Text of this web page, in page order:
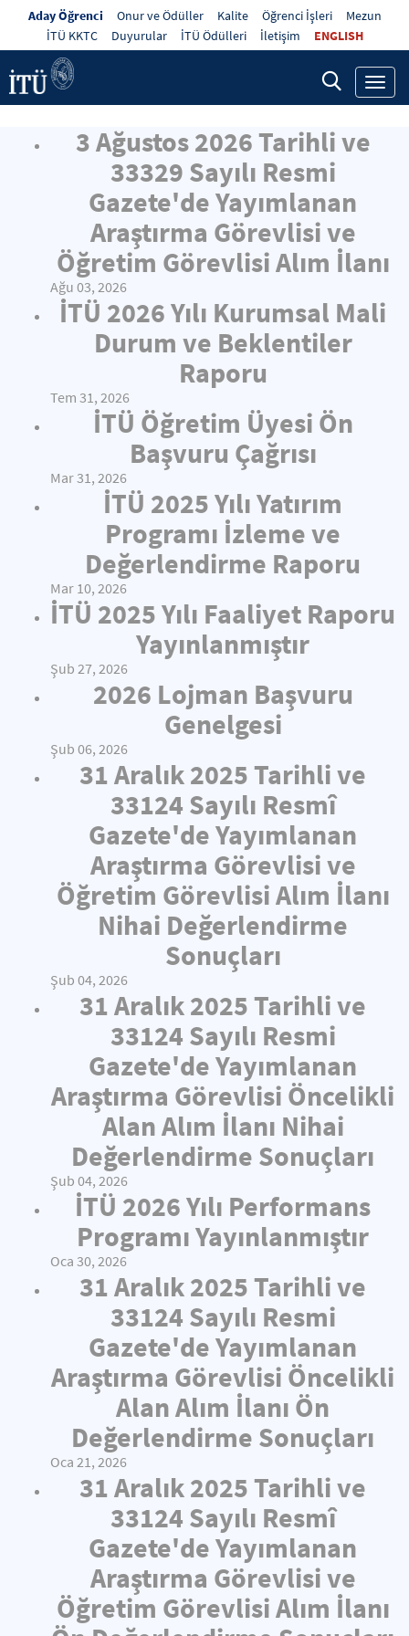
Aday Öğrenci Onur ve Ödüller Kalite Öğrenci İşleri
Mezun
İTÜ KKTC
Duyurular İTÜ Ödülleri İletişim ENGLISH
3 Ağustos 2026 Tarihli ve
33329 Sayılı Resmi
Gazete'de Yayımlanan
Araştırma Görevlisi ve
Öğretim Görevlisi Alım İlanı
Ağu 03, 2026
İTÜ 2026 Yılı Kurumsal Mali
Durum ve Beklentiler
Raporu
Tem 31, 2026
İTÜ Öğretim Üyesi Ön
Başvuru Çağrısı
Mar 31, 2026
İTÜ 2025 Yılı Yatırım
Programı İzleme ve
Değerlendirme Raporu
Mar 10, 2026
İTÜ 2025 Yılı Faaliyet Raporu
Yayınlanmıştır
Şub 27, 2026
2026 Lojman Başvuru
Genelgesi
Şub 06, 2026
31 Aralık 2025 Tarihli ve
33124 Sayılı Resmî
Gazete'de Yayımlanan
Araştırma Görevlisi ve
Öğretim Görevlisi Alım İlanı
Nihai Değerlendirme
Sonuçları
Şub 04, 2026
31 Aralık 2025 Tarihli ve
33124 Sayılı Resmi
Gazete'de Yayımlanan
Araştırma Görevlisi Öncelikli
Alan Alım İlanı Nihai
Değerlendirme Sonuçları
Şub 04, 2026
İTÜ 2026 Yılı Performans
Programı Yayınlanmıştır
Oca 30, 2026
31 Aralık 2025 Tarihli ve
33124 Sayılı Resmi
Gazete'de Yayımlanan
Araştırma Görevlisi Öncelikli
Alan Alım İlanı Ön
Değerlendirme Sonuçları
Oca 21, 2026
31 Aralık 2025 Tarihli ve
33124 Sayılı Resmî
Gazete'de Yayımlanan
Araştırma Görevlisi ve
Öğretim Görevlisi Alım İlanı